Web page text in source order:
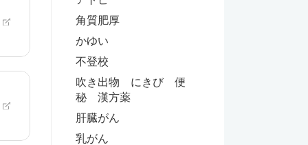
角質肥厚
かゆい
不登校
吹き出物 にきび 便
秘 漢方薬
肝臓がん
乳がん